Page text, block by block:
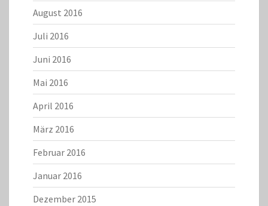
August 2016
Juli 2016
Juni 2016
Mai 2016
April 2016
März 2016
Februar 2016
Januar 2016
Dezember 2015